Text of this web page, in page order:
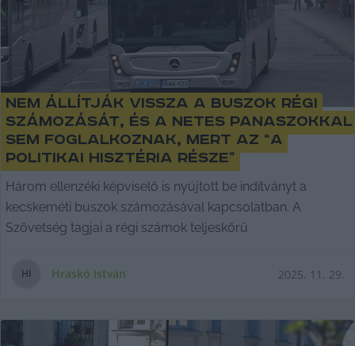
Nem állítják vissza a buszok régi
számozását, és a netes panaszokkal
sem foglalkoznak, mert az “a
politikai hisztéria része”
Három ellenzéki képviselő is nyújtott be indítványt a
kecskeméti buszok számozásával kapcsolatban. A
Szövetség tagjai a régi számok teljeskörű
HI Hraskó István 2025. 11. 29.